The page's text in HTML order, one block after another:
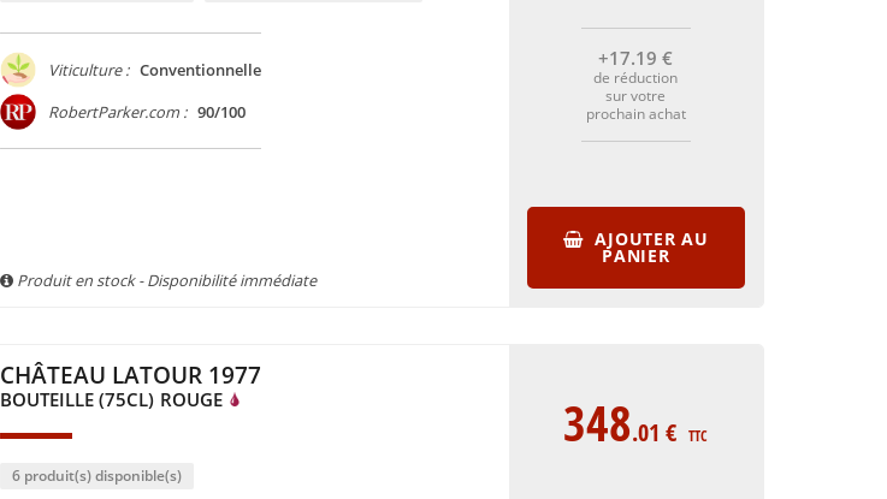
Viticulture : Conventionnelle
RobertParker.com : 90/100
Produit en stock - Disponibilité immédiate
+17.19€
de réduction
sur votre
prochain achat
AJOUTER AU
PANIER
CHÂTEAU LATOUR 1977
BOUTEILLE (75CL) ROUGE
6 produit(s) disponible(s)
348.01€ TTC